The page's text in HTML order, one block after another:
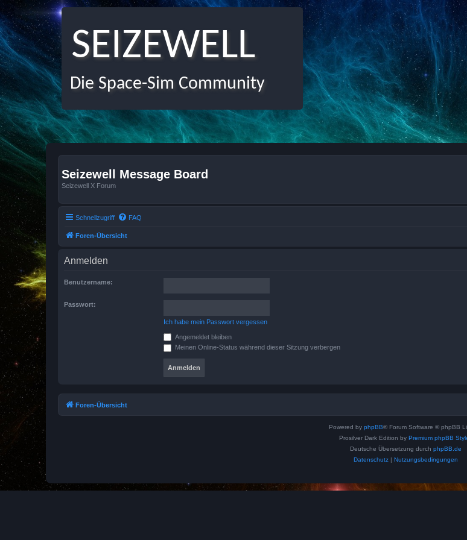
SEIZEWELL
Die Space-Sim Community
Seizewell Message Board
Seizewell X Forum
Schnellzugriff FAQ
Foren-Übersicht
Anmelden
Benutzername:
Passwort:
Ich habe mein Passwort vergessen
Angemeldet bleiben
Meinen Online-Status während dieser Sitzung verbergen
Foren-Übersicht
Powered by phpBB® Forum Software © phpBB
Prosilver Dark Edition by Premium phpBB
Deutsche Übersetzung durch phpBB.de
Datenschutz| Nutzungsbedingungen